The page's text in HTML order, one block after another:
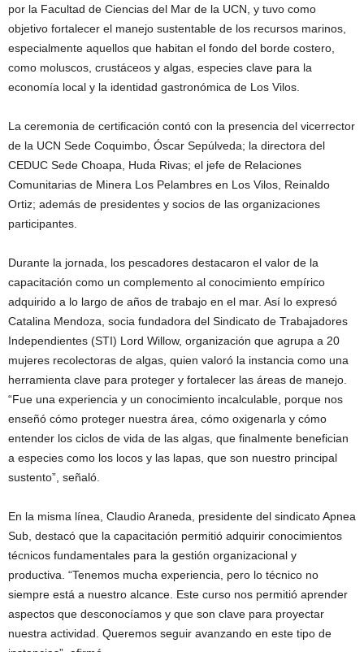
por la Facultad de Ciencias del Mar de la UCN, y tuvo como
objetivo fortalecer el manejo sustentable de los recursos marinos,
especialmente aquellos que habitan el fondo del borde costero,
como moluscos, crustáceos y algas, especies clave para la
economía local y la identidad gastronómica de Los Vilos.
La ceremonia de certificación contó con la presencia del vicerrector
de la UCN Sede Coquimbo, Óscar Sepúlveda; la directora del
CEDUC Sede Choapa, Huda Rivas; el jefe de Relaciones
Comunitarias de Minera Los Pelambres en Los Vilos, Reinaldo
Ortiz; además de presidentes y socios de las organizaciones
participantes.
Durante la jornada, los pescadores destacaron el valor de la
capacitación como un complemento al conocimiento empírico
adquirido a lo largo de años de trabajo en el mar. Así lo expresó
Catalina Mendoza, socia fundadora del Sindicato de Trabajadores
Independientes (STI) Lord Willow, organización que agrupa a 20
mujeres recolectoras de algas, quien valoró la instancia como una
herramienta clave para proteger y fortalecer las áreas de manejo.
“Fue una experiencia y un conocimiento incalculable, porque nos
enseñó cómo proteger nuestra área, cómo oxigenarla y cómo
entender los ciclos de vida de las algas, que finalmente benefician
a especies como los locos y las lapas, que son nuestro principal
sustento”, señaló.
En la misma línea, Claudio Araneda, presidente del sindicato Apnea
Sub, destacó que la capacitación permitió adquirir conocimientos
técnicos fundamentales para la gestión organizacional y
productiva. “Tenemos mucha experiencia, pero lo técnico no
siempre está a nuestro alcance. Este curso nos permitió aprender
aspectos que desconocíamos y que son clave para proyectar
nuestra actividad. Queremos seguir avanzando en este tipo de